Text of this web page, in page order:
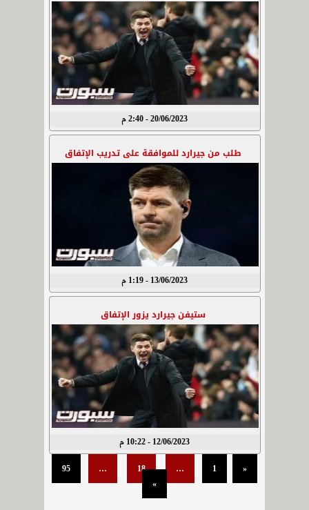
20/06/2023 - 2:40 م
طلب من جيرارد للموافقة على تدريب الإتفاق
13/06/2023 - 1:19 م
ستيفن جيرارد يزور الإتفاق
12/06/2023 - 10:22 م
«
1
…
18
…
95
»